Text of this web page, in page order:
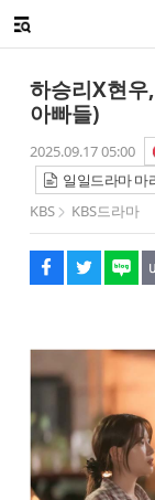
메뉴 열기
하승리X현
아빠들)
2025.09.17 05:00
일일드라마 마
KBS
KBS드라마
페이스북
트위터
네이버
URL복사
글씨 작게보기
글씨 크게보기